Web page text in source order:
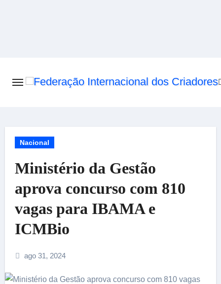
Nacional
Ministério da Gestão
aprova concurso com 810
vagas para IBAMA e
ICMBio
ago 31, 2024